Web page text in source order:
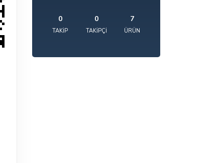
0
TAKIP
0
TAKIPÇI
7
ÜRÜN